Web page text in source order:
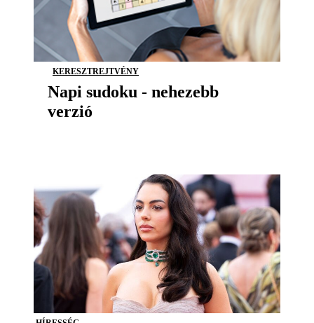
KERESZTREJTVÉNY
Napi sudoku - nehezebb
verzió